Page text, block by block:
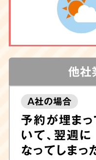
しつこい汚れや臭い
除菌や脱臭、ハウ
で、ぜひお任せ下さ
けたプロのスタッフ
他社
A社の場合
予約が埋まっ
いて、翌週に
なってしまっ